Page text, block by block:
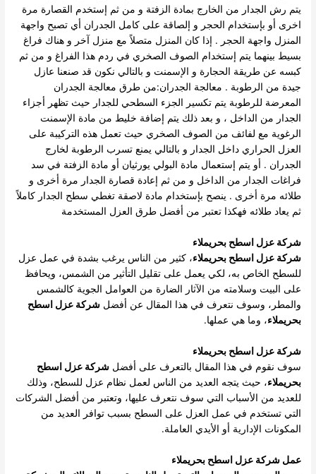
يتم رش الجدار من الخارج بمادة الزفتة و من ثم إستخدم القصارة مرة
اخرى أو بإستخدام الحجر و إلصاقة على كامل الجدران أي تصبح واجهة
المنزل واجهة الحجر . إذا كان المنزل متصلاً مع منزل آخر و هناك فراغ
بسيط بينهما يتم إستخدام الصوف الصخري في ردم هذا الفراغ و من ثم
كبسه عن طريقة الحجارة و الإسمنت و بالتالي نكون قد صنعنا عازل
جيدة من الرطوبة . معالجة الجدران:من طرق معالجة الجدران
المعرضة للرطوبة يتم تكسير الجزء السطحي للجدار حيث تظهر أجزاء
الجدار من الداخل ، و بعد ذلك يتم إضافة خليط من مادة الإسمنت
الرغوية مع لفائف من الصوف الصخري حيث تعمل هذه التركيبة على
العزل الحراري داخل الجدار و بالتالي يمنع تسرب الرطوبة لخارج
الجدران . أو يتم إستعمال مادة البولي يورثيان أو مادة الزفتة في سد
فراغات الجدار من الداخل و من ثم إعادة قصارة الجدار مرة أخرى و
طلائه مرة أخرى . ينصح بإستخدام مادة لاصقة تغطي سطح الجدار كاملاً
ثم يعاد طلائه فهكذا تعتبر من أفضل طرق العزل المستخدمة
شركة عزل اسطح بحريملاء
شركة عزل اسطح بحريملاء، كثير من الناس يرغب بشدة في عمل عزل
للسطح الخاص به، لكي يعمل على تقليل التأثير من الشمس، ويحافظ
على البيت وسلامته من الآثار الضارة من العوامل الجوية كالشمس
والمطر، وسوف نتعرف في هذا المقال عن أفضلشركة عزل اسطح
بحريملاء، وما هي عملها.
شركة عزل اسطح بحريملاء
سوف نقوم في هذا المقال بالتعرف على أفضلشركة عزل اسطح
بحريملاء، حيث يتجه العديد من الناس لعمل نظام عزل للسطح، وذلك
للعديد من الأسباب التي سوف نتعرف عليها، وتعتبر من أفضل الشركات
التي تستخدم في عمل العزل على السطح بسبب توافر العديد من
المكونات الإدارية أو الأيدي العاملة.
عمل شركة عزل اسطح بحريملاء